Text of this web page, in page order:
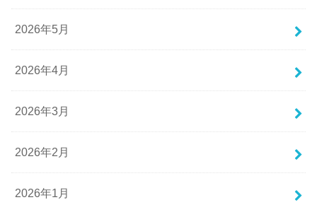
2026年5月
2026年4月
2026年3月
2026年2月
2026年1月